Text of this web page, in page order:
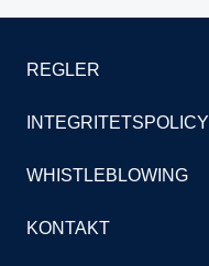
REGLER
INTEGRITETSPOLICY
WHISTLEBLOWING
KONTAKT